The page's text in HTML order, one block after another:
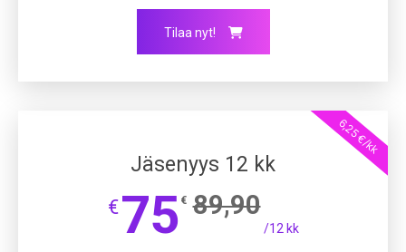
Tilaa nyt!
6,25 €/kk
Jäsenyys 12 kk
€75 € 89,90
/12 kk